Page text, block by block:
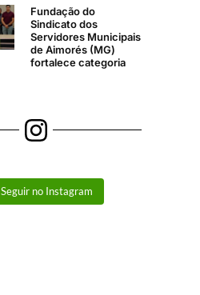
Fundação do
Sindicato dos
Servidores Municipais
de Aimorés (MG)
fortalece categoria
Seguir no Instagram